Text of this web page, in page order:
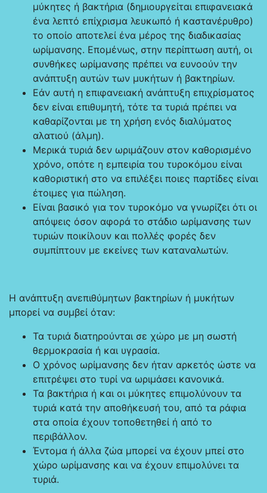
μύκητες ή βακτήρια (δημιουργείται επιφανειακά
ένα λεπτό επίχρισμα λευκωπό ή καστανέρυθρο)
το οποίο αποτελεί ένα μέρος της διαδικασίας
ωρίμανσης. Επομένως, στην περίπτωση αυτή, οι
συνθήκες ωρίμανσης πρέπει να ευνοούν την
ανάπτυξη αυτών των μυκήτων ή βακτηρίων.
Εάν αυτή η επιφανειακή ανάπτυξη επιχρίσματος
δεν είναι επιθυμητή, τότε τα τυριά πρέπει να
καθαρίζονται με τη χρήση ενός διαλύματος
αλατιού (άλμη).
Μερικά τυριά δεν ωριμάζουν στον καθορισμένο
χρόνο, οπότε η εμπειρία του τυροκόμου είναι
καθοριστική στο να επιλέξει ποιες παρτίδες είναι
έτοιμες για πώληση.
Είναι βασικό για τον τυροκόμο να γνωρίζει ότι οι
απόψεις όσον αφορά το στάδιο ωρίμανσης των
τυριών ποικίλουν και πολλές φορές δεν
συμπίπτουν με εκείνες των καταναλωτών.
Η ανάπτυξη ανεπιθύμητων βακτηρίων ή μυκήτων
μπορεί να συμβεί όταν:
Τα τυριά διατηρούνται σε χώρο με μη σωστή
θερμοκρασία ή και υγρασία.
Ο χρόνος ωρίμανσης δεν ήταν αρκετός ώστε να
επιτρέψει στο τυρί να ωριμάσει κανονικά.
Τα βακτήρια ή και οι μύκητες επιμολύνουν τα
τυριά κατά την αποθήκευσή του, από τα ράφια
στα οποία έχουν τοποθετηθεί ή από το
περιβάλλον.
Έντομα ή άλλα ζώα μπορεί να έχουν μπεί στο
χώρο ωρίμανσης και να έχουν επιμολύνει τα
τυριά.